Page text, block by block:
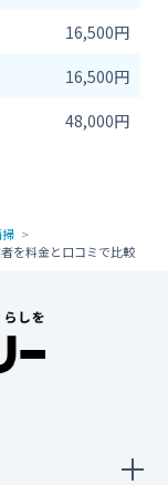
16,500円
16,500円
48,000円
を料金と口コミで比較